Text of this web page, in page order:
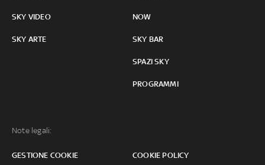
SKY VIDEO
SKY ARTE
NOW
SKY BAR
SPAZI SKY
PROGRAMMI
Note legali:
GESTIONE COOKIE COOKIE POLICY